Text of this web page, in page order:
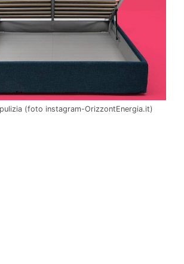
(foto instagram-OrizzontEnergia.it)